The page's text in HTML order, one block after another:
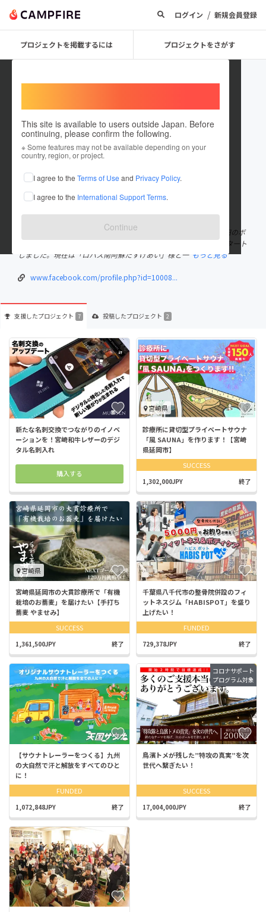
ログイン / 新規会員登録
プロジェクトを掲載するには プロジェクトをさがす
This site is available to users outside Japan. Before
continuing, please confirm the following.
※ Some features may not be available depending on your
country, region, or project.
I agree to the Terms of Use and Privacy Policy.
I agree to the International Support Terms.
Continue
takashi oshikawa
これまでに7回支援して2件のプロジェクトを投稿しています
在住国：日本 現在地：未設定
出身国：日本 出身地：未設定
私たちは「ロハス宮﨑たすけあい」です。宮崎県延岡市で災害復旧のボ
ランティア活動をしています。2019年の竜巻被害の時に活動をスタート
しました。現在は「ロハス南阿蘇たすけあい」様と一 もっと見る
www.facebook.com/profile.php?id=10008...
支援したプロジェクト 7 投稿したプロジェクト 2
新たな名刺交換でつながりのイノベ
ーションを！宮崎和牛レザーのデジ
タル名刺入れ
購入する
宮崎県
診療所に貸切型プライベートサウナ
「風 SAUNA」を作ります！【宮崎
県延岡市】
SUCCESS
1,302,000JPY 終了
宮崎県
宮崎県延岡市の大貫診療所で「有機
栽培のお蕎麦」を届けたい【手打ち
蕎麦 やませみ】
SUCCESS
1,361,500JPY 終了
千葉県八千代市の整骨院併設のフィ
ットネスジム「HABISPOT」を盛り
上げたい！
FUNDED
729,378JPY 終了
【サウナトレーラーをつくる】九州
の大自然で汗と解放をすべてのひと
に！
FUNDED
1,072,848JPY 終了
コロナサポート
プログラム対象
鳥濱トメが残した”特攻の真実”を次
世代へ繋ぎたい！
SUCCESS
17,004,000JPY 終了